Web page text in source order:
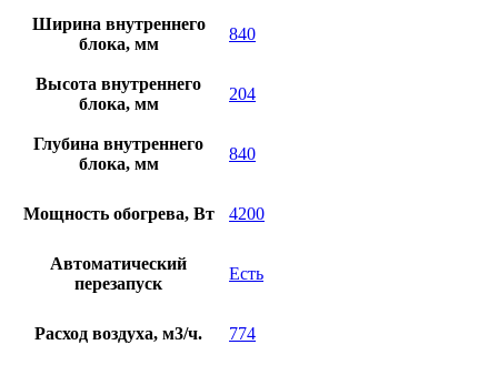
Ширина внутреннего
блока, мм
840
Высота внутреннего
блока, мм
204
Глубина внутреннего
блока, мм
840
Мощность обогрева, Вт 4200
Автоматический
перезапуск
Есть
Расход воздуха, м3/ч. 774